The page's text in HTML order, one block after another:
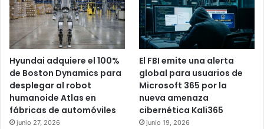
Hyundai adquiere el 100%
de Boston Dynamics para
desplegar al robot
humanoide Atlas en
fábricas de automóviles
junio 27, 2026
El FBI emite una alerta
global para usuarios de
Microsoft 365 por la
nueva amenaza
cibernética Kali365
junio 19, 2026